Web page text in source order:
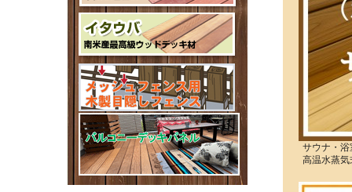
サウナ・
高温水蒸